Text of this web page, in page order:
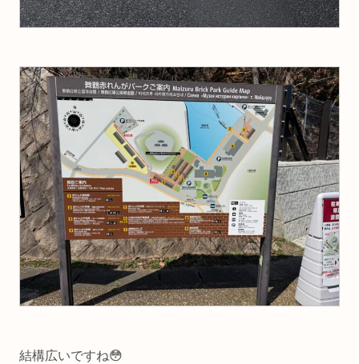
結構広いですね😳